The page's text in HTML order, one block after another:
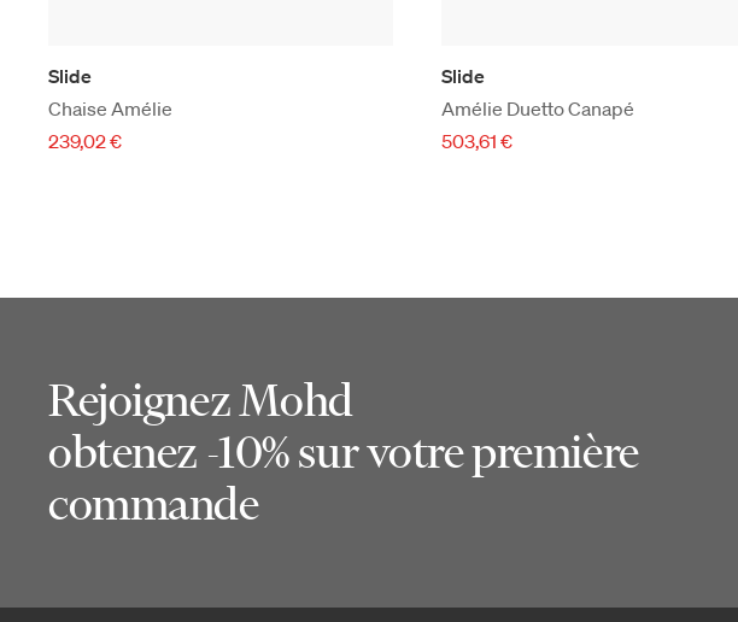
Slide
Chaise Amélie
239,02 €
Slide
Amélie Duetto Canapé
503,61 €
Rejoignez Mohd
obtenez -10% sur votre première
commande